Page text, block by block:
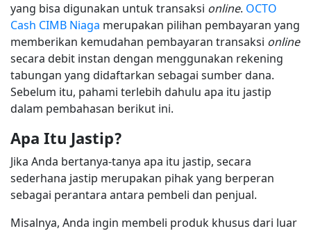
yang bisa digunakan untuk transaksi online. OCTO
Cash CIMB Niaga merupakan pilihan pembayaran yang
memberikan kemudahan pembayaran transaksi online
secara debit instan dengan menggunakan rekening
tabungan yang didaftarkan sebagai sumber dana.
Sebelum itu, pahami terlebih dahulu apa itu jastip
dalam pembahasan berikut ini.
Apa Itu Jastip?
Jika Anda bertanya-tanya apa itu jastip, secara
sederhana jastip merupakan pihak yang berperan
sebagai perantara antara pembeli dan penjual.
Misalnya, Anda ingin membeli produk khusus dari luar